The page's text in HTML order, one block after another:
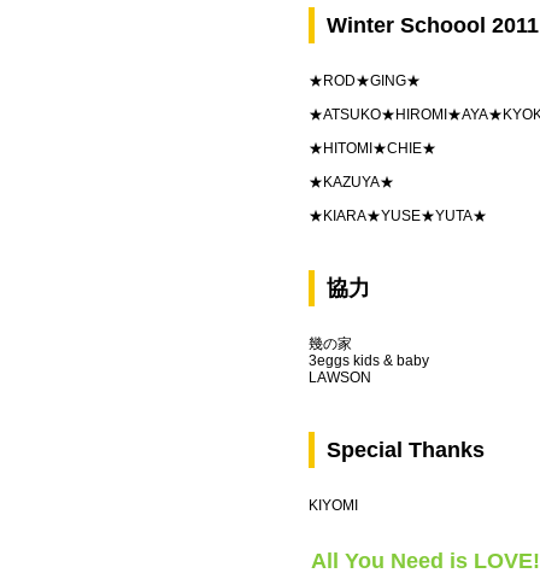
Winter Schoool
★ROD★GING★
★HITOMI★CHIE★
★KAZUYA★
★KIARA★YUSE★YUTA★
協力
幾の家
3eggs kids & baby
LAWSON
Special Thanks
KIYOMI
All You Need is